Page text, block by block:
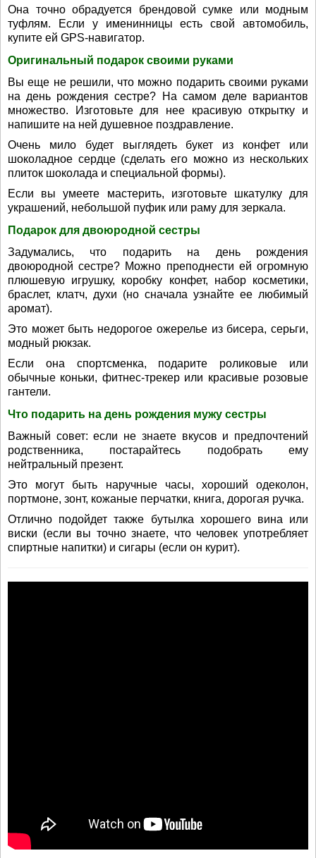
Она точно обрадуется брендовой сумке или модным
туфлям. Если у именинницы есть свой автомобиль,
купите ей GPS-навигатор.
Оригинальный подарок своими руками
Вы еще не решили, что можно подарить своими руками
на день рождения сестре? На самом деле вариантов
множество. Изготовьте для нее красивую открытку и
напишите на ней душевное поздравление.
Очень мило будет выглядеть букет из конфет или
шоколадное сердце (сделать его можно из нескольких
плиток шоколада и специальной формы).
Если вы умеете мастерить, изготовьте шкатулку для
украшений, небольшой пуфик или раму для зеркала.
Подарок для двоюродной сестры
Задумались, что подарить на день рождения
двоюродной сестре? Можно преподнести ей огромную
плюшевую игрушку, коробку конфет, набор косметики,
браслет, клатч, духи (но сначала узнайте ее любимый
аромат).
Это может быть недорогое ожерелье из бисера, серьги,
модный рюкзак.
Если она спортсменка, подарите роликовые или
обычные коньки, фитнес-трекер или красивые розовые
гантели.
Что подарить на день рождения мужу сестры
Важный совет: если не знаете вкусов и предпочтений
родственника, постарайтесь подобрать ему
нейтральный презент.
Это могут быть наручные часы, хороший одеколон,
портмоне, зонт, кожаные перчатки, книга, дорогая ручка.
Отлично подойдет также бутылка хорошего вина или
виски (если вы точно знаете, что человек употребляет
спиртные напитки) и сигары (если он курит).